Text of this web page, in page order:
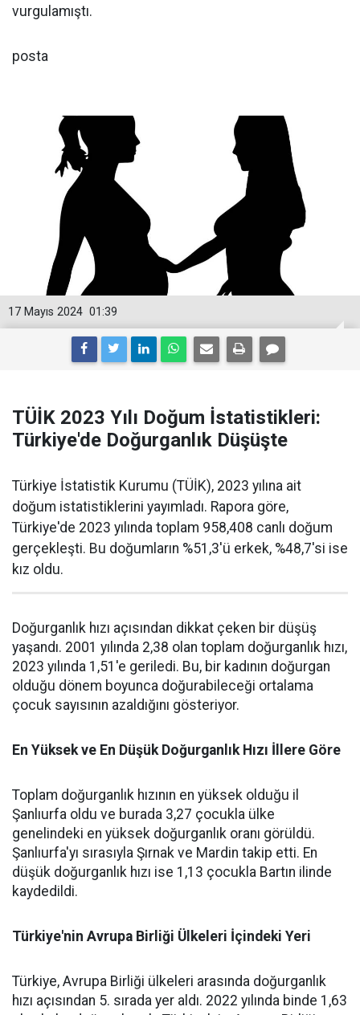
vurgulamıştı.
posta
01:39
17 Mayıs 2024
TÜİK 2023 Yılı Doğum İstatistikleri:
Türkiye'de Doğurganlık Düşüşte
Türkiye İstatistik Kurumu (TÜİK), 2023 yılına ait
doğum istatistiklerini yayımladı. Rapora göre,
Türkiye'de 2023 yılında toplam 958,408 canlı doğum
gerçekleşti. Bu doğumların %51,3'ü erkek, %48,7'si ise
kız oldu.
Doğurganlık hızı açısından dikkat çeken bir düşüş
yaşandı. 2001 yılında 2,38 olan toplam doğurganlık hızı,
2023 yılında 1,51'e geriledi. Bu, bir kadının doğurgan
olduğu dönem boyunca doğurabileceği ortalama
çocuk sayısının azaldığını gösteriyor.
En Yüksek ve En Düşük Doğurganlık Hızı İllere Göre
Toplam doğurganlık hızının en yüksek olduğu il
Şanlıurfa oldu ve burada 3,27 çocukla ülke
genelindeki en yüksek doğurganlık oranı görüldü.
Şanlıurfa'yı sırasıyla Şırnak ve Mardin takip etti. En
düşük doğurganlık hızı ise 1,13 çocukla Bartın ilinde
kaydedildi.
Türkiye'nin Avrupa Birliği Ülkeleri İçindeki Yeri
Türkiye, Avrupa Birliği ülkeleri arasında doğurganlık
hızı açısından 5. sırada yer aldı. 2022 yılında binde 1,63